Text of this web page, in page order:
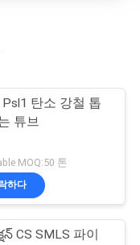
Psl1 탄소 강철 톱
튜브
MOQ:50 톤
하다
CS SMLS 파이